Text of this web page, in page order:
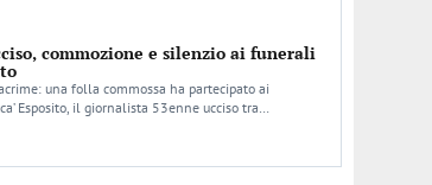
commozione e silenzio ai funerali
una folla commossa ha partecipato ai
Esposito, il giornalista 53enne ucciso tra…